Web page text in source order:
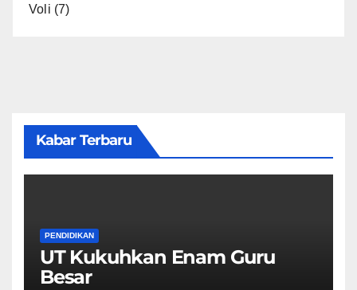
Voli (7)
Kabar Terbaru
PENDIDIKAN
UT Kukuhkan Enam Guru
Besar